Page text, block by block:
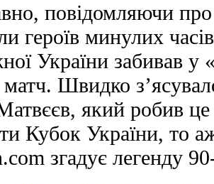
повідомляючи про
героїв минулих
України забивав
матч. Швидко
який робив
Кубок України, то
згадує легенду